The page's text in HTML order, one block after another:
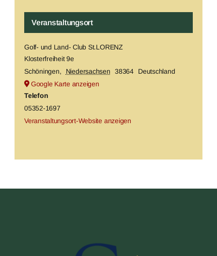
Veranstaltungsort
Golf- und Land- Club St.LORENZ
Klosterfreiheit 9e
Schöningen, Niedersachsen 38364
Deutschland
Google Karte anzeigen
Telefon
05352-1697
Veranstaltungsort-Website anzeigen